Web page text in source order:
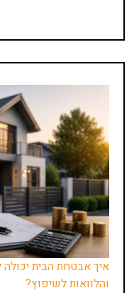
איך אבטחת הבית
והלוואות לשיפוץ?